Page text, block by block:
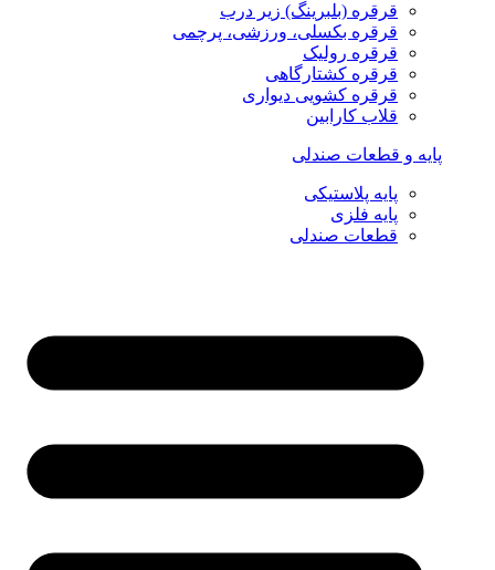
قرقره (بلبرینگ) زیر درب
قرقره بکسلی، ورزشی، پرچمی
قرقره رولیک
قرقره کشتارگاهی
قرقره کشویی دیواری
قلاب کارابین
پایه و قطعات صندلی
پایه پلاستیکی
پایه فلزی
قطعات صندلی